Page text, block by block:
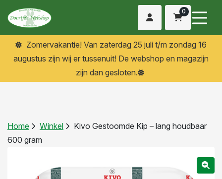
0
Zomervakantie! Van zaterdag 25 juli t/m zondag 16
augustus zijn wij er tussenuit! De webshop en magazijn
zijn dan gesloten.
Home Winkel
Kivo Gestoomde Kip – lang houdbaar
600 gram